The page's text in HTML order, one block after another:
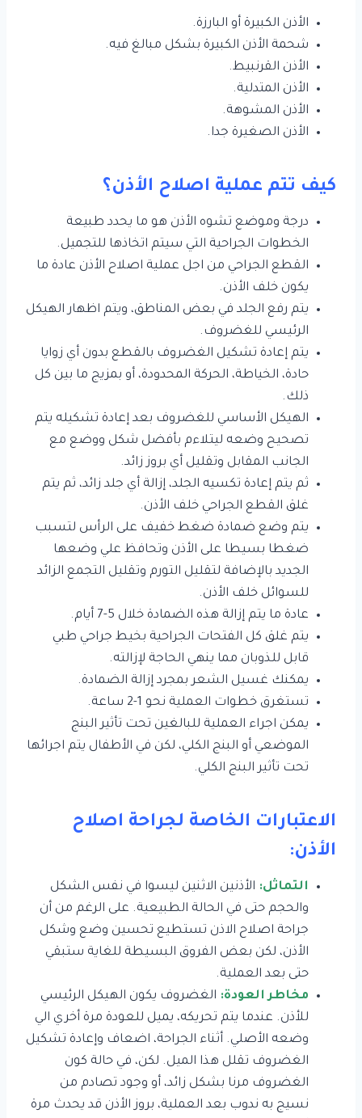
الأذن الكبيرة أو البارزة.
شحمة الأذن الكبيرة بشكل مبالغ فيه.
الأذن القرنبيط.
الأذن المتدلية.
الأذن المشوهة.
الأذن الصغيرة جدا.
كيف تتم عملية اصلاح الأذن؟
درجة وموضع تشوه الأذن هو ما يحدد طبيعة
الخطوات الجراحية التي سيتم اتخاذها للتجميل.
القطع الجراحي من اجل عملية اصلاح الأذن عادة ما
يكون خلف الأذن.
يتم رفع الجلد في بعض المناطق، ويتم اظهار الهيكل
الرئيسي للغضروف.
يتم إعادة تشكيل الغضروف بالقطع بدون أي زوايا
حادة، الخياطة، الحركة المحدودة، أو بمزيج ما بين كل
ذلك.
الهيكل الأساسي للغضروف بعد إعادة تشكيله يتم
تصحيح وضعه ليتلاءم بأفضل شكل ووضع مع
الجانب المقابل وتقليل أي بروز زائد.
ثم يتم إعادة تكسيه الجلد، إزالة أي جلد زائد، ثم يتم
غلق القطع الجراحي خلف الأذن.
يتم وضع ضمادة ضغط خفيف على الرأس لتسبب
ضغطا بسيطا على الأذن وتحافظ علي وضعها
الجديد بالإضافة لتقليل التورم وتقليل التجمع الزائد
للسوائل خلف الأذن.
عادة ما يتم إزالة هذه الضمادة خلال 5-7 أيام.
يتم غلق كل الفتحات الجراحية بخيط جراحي طبي
قابل للذوبان مما ينهي الحاجة لإزالته.
يمكنك غسيل الشعر بمجرد إزالة الضمادة.
تستغرق خطوات العملية نحو 1-2 ساعة.
يمكن اجراء العملية للبالغين تحت تأثير البنج
الموضعي أو البنج الكلي، لكن في الأطفال يتم اجرائها
تحت تأثير البنج الكلي.
الاعتبارات الخاصة لجراحة اصلاح
الأذن:
التماثل: الأذنين الاثنين ليسوا في نفس الشكل
والحجم حتى في الحالة الطبيعية. على الرغم من أن
جراحة اصلاح الاذن تستطيع تحسين وضع وشكل
الأذن، لكن بعض الفروق البسيطة للغاية ستبقي
حتى بعد العملية.
مخاطر العودة: الغضروف يكون الهيكل الرئيسي
للأذن. عندما يتم تحريكه، يميل للعودة مرة أخري الي
وضعه الأصلي. أثناء الجراحة، اضعاف وإعادة تشكيل
الغضروف تقلل هذا الميل. لكن، في حالة كون
الغضروف مرنا بشكل زائد، أو وجود تصادم من
نسيج به ندوب بعد العملية، بروز الأذن قد يحدث مرة